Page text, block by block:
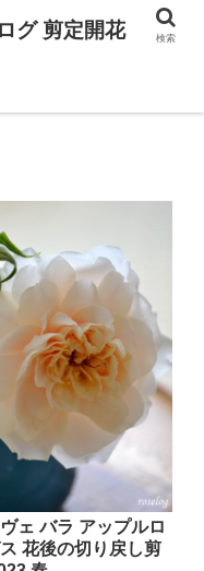
ェ バラ アップルロ
花後の切り戻し剪
グ 剪定開花 検索